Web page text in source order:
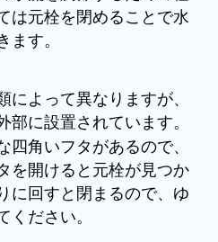
は元栓を閉めることで水
す。
よって異なりますが、
部に設置されています。
角いフタがあるので、
を開けると元栓が見つか
に回すと閉まるので、ゆ
ださい。